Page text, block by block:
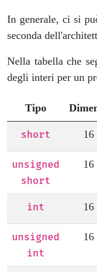
In generale, ci si
seconda
Nella tabella che
degli interi per un
Tipo
short
unsigned
short
int
unsigned
int